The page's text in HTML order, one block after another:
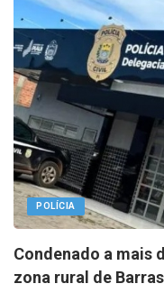
POLÍCIA
Condenado a mais
zona rural de Barras